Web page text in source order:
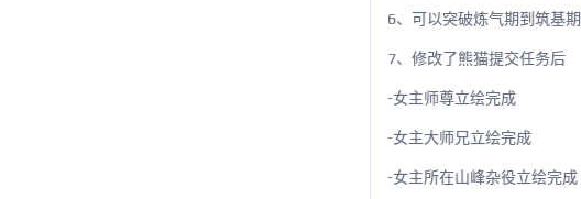
6、可以突破炼气期到筑基
7、修改了熊猫提交任务后
-女主师尊立绘完成
-女主大师兄立绘完成
-女主所在山峰杂役立绘完成